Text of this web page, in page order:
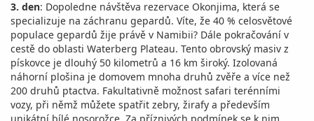
3. den: Dopoledne návštěva rezervace Okonjima, která se
specializuje na záchranu gepardů. Víte, že 40 % celosvětové
populace gepardů žije právě v Namibii? Dále pokračování v
cestě do oblasti Waterberg Plateau. Tento obrovský masiv z
pískovce je dlouhý 50 kilometrů a 16 km široký. Izolovaná
náhorní plošina je domovem mnoha druhů zvěře a více než
200 druhů ptactva. Fakultativně možnost safari terénními
vozy, při němž můžete spatřit zebry, žirafy a především